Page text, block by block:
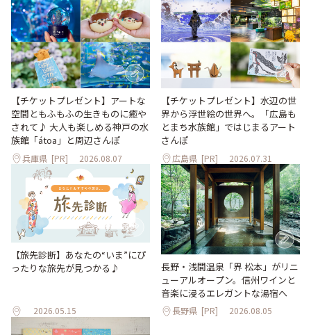
【チケットプレゼント】アートな
空間ともふもふの生きものに癒や
されて♪ 大人も楽しめる神戸の水
族館「átoa」と周辺さんぽ
兵庫県 [PR] 2026.08.07
【チケットプレゼント】水辺の世
界から浮世絵の世界へ。「広島も
とまち水族館」ではじまるアート
さんぽ
広島県 [PR] 2026.07.31
【旅先診断】あなたの“いま”にぴ
ったりな旅先が見つかる♪
2026.05.15
長野・浅間温泉「界 松本」がリニ
ューアルオープン。信州ワインと
音楽に浸るエレガントな湯宿へ
長野県 [PR] 2026.08.05